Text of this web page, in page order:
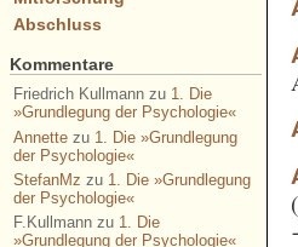
Abschluss
Kommentare
Friedrich Kullmannzu 1. Die
»Grundlegung der Psychologie«
Annettezu 1. Die »Grundlegung
der Psychologie«
StefanMz zu 1. Die »Grundlegung
der Psychologie«
F.Kullmannzu 1. Die
»Grundlegung der Psychologie«